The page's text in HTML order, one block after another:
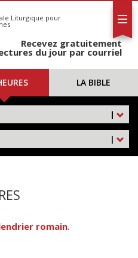
Liturgique pour
Recevez gratuitement
du jour par courriel
LA BIBLE
|
|
romain.